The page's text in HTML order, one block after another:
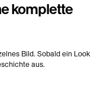
komplette
Bild. Sobald ein Look
aus.